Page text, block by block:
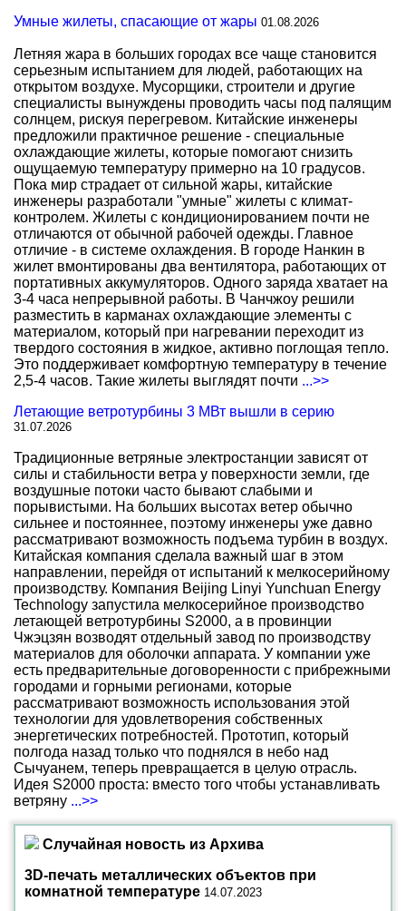
Умные жилеты, спасающие от жары 01.08.2026
Летняя жара в больших городах все чаще становится
серьезным испытанием для людей, работающих на
открытом воздухе. Мусорщики, строители и другие
специалисты вынуждены проводить часы под палящим
солнцем, рискуя перегревом. Китайские инженеры
предложили практичное решение - специальные
охлаждающие жилеты, которые помогают снизить
ощущаемую температуру примерно на 10 градусов.
Пока мир страдает от сильной жары, китайские
инженеры разработали "умные" жилеты с климат-
контролем. Жилеты с кондиционированием почти не
отличаются от обычной рабочей одежды. Главное
отличие - в системе охлаждения. В городе Нанкин в
жилет вмонтированы два вентилятора, работающих от
портативных аккумуляторов. Одного заряда хватает на
3-4 часа непрерывной работы. В Чанчжоу решили
разместить в карманах охлаждающие элементы с
материалом, который при нагревании переходит из
твердого состояния в жидкое, активно поглощая тепло.
Это поддерживает комфортную температуру в течение
2,5-4 часов. Такие жилеты выглядят почти ...>>
Летающие ветротурбины 3 МВт вышли в серию
31.07.2026
Традиционные ветряные электростанции зависят от
силы и стабильности ветра у поверхности земли, где
воздушные потоки часто бывают слабыми и
порывистыми. На больших высотах ветер обычно
сильнее и постояннее, поэтому инженеры уже давно
рассматривают возможность подъема турбин в воздух.
Китайская компания сделала важный шаг в этом
направлении, перейдя от испытаний к мелкосерийному
производству. Компания Beijing Linyi Yunchuan Energy
Technology запустила мелкосерийное производство
летающей ветротурбины S2000, а в провинции
Чжэцзян возводят отдельный завод по производству
материалов для оболочки аппарата. У компании уже
есть предварительные договоренности с прибрежными
городами и горными регионами, которые
рассматривают возможность использования этой
технологии для удовлетворения собственных
энергетических потребностей. Прототип, который
полгода назад только что поднялся в небо над
Сычуанем, теперь превращается в целую отрасль.
Идея S2000 проста: вместо того чтобы устанавливать
ветряну ...>>
Случайная новость из Архива
3D-печать металлических объектов при
комнатной температуре 14.07.2023